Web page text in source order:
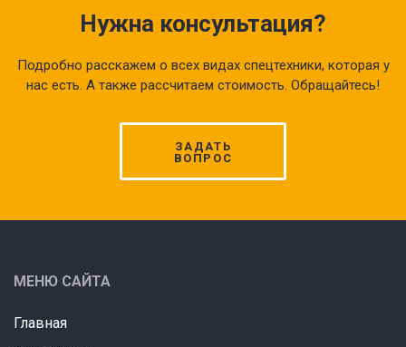
Нужна консультация?
Подробно расскажем о всех видах спецтехники, которая у
нас есть. А также рассчитаем стоимость. Обращайтесь!
ЗАДАТЬ
ВОПРОС
МЕНЮ САЙТА
Главная